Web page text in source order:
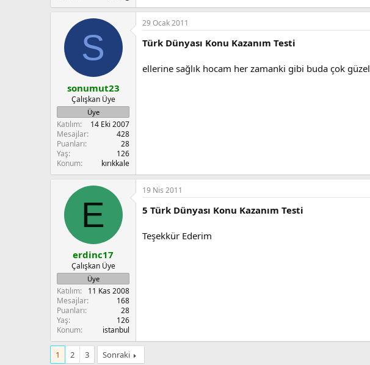
S
sonumut23
Çalışkan Üye
Üye
Katılım
14 Eki 2007
Mesajlar
428
Puanları
28
Yaş
126
Konum
kırıkkale
29 Ocak 2011
Türk Dünyası Konu Kazanım Testi
ellerine sağlık hocam her zamanki gibi buda çok güzel
E
erdinc17
Çalışkan Üye
Üye
Katılım
11 Kas 2008
Mesajlar
168
Puanları
28
Yaş
126
Konum
istanbul
19 Nis 2011
5 Türk Dünyası Konu Kazanım Testi
Teşekkür Ederim
1 2 3 Sonraki